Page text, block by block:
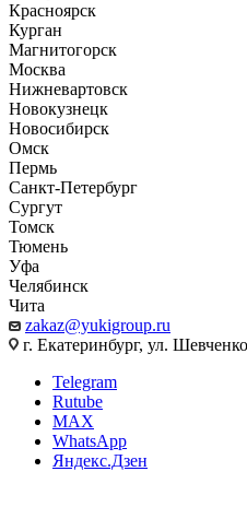
Красноярск
Курган
Магнитогорск
Москва
Нижневартовск
Новокузнецк
Новосибирск
Омск
Пермь
Санкт-Петербург
Сургут
Томск
Тюмень
Уфа
Челябинск
Чита
zakaz@yukigroup.ru
г. Екатеринбург, ул.
Telegram
Rutube
MAX
WhatsApp
Яндекс.Дзен